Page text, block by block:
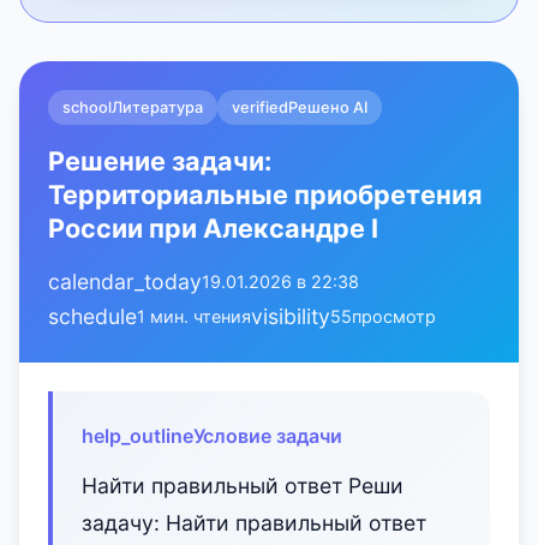
schoolЛитература verifiedРешено AI
Решение задачи:
Территориальные приобретения
России при Александре I
calendar_today19.01.2026 в 22:38
schedule1 мин. чтенияvisibility55просмотр
help_outlineУсловие задачи
Найти правильный ответ Реши
задачу: Найти правильный ответ